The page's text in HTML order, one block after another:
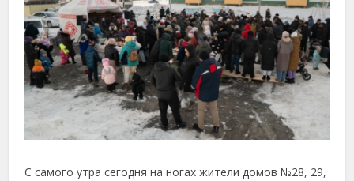
С самого утра сегодня на ногах жители домов №28, 29,